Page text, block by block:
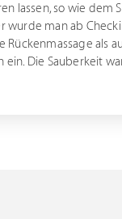
lassen, so wie
wurde man ab
Rückenmassage als
ein. Die Sauberkeit